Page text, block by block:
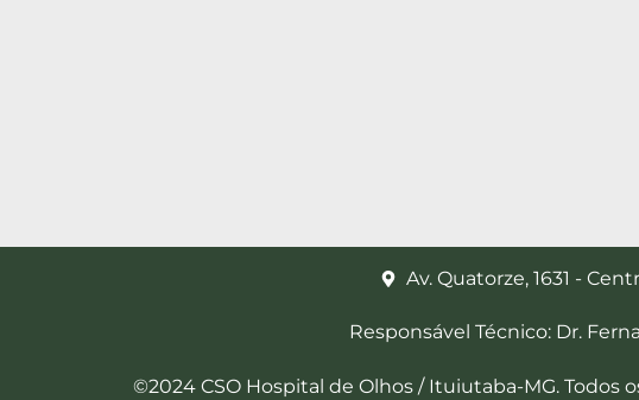
Av. Quatorze, 1631 -
Responsável Técnico: Dr.
©2024 CSO Hospital de Olhos / Ituiutaba-MG. Todos